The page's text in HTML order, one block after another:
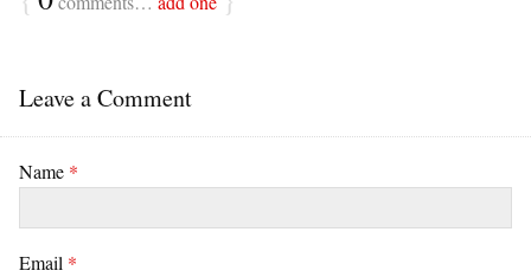
Leave a Comment
Name *
Email *